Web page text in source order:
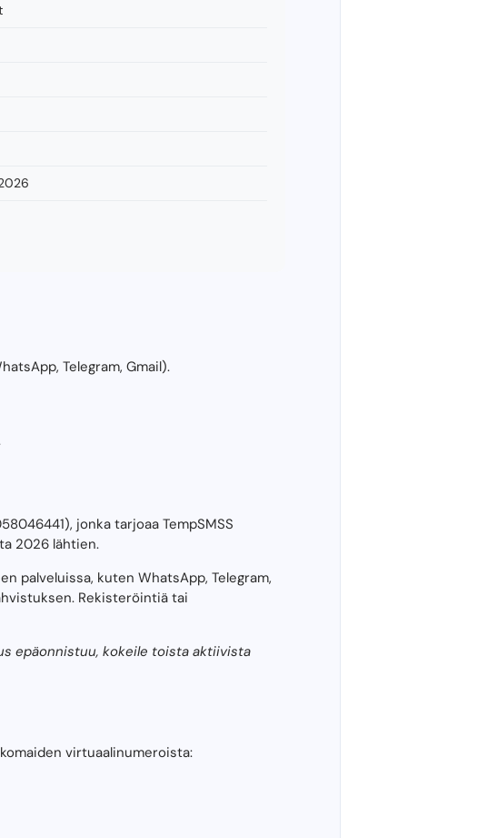
Telegram, Gmail).
jonka tarjoaa TempSMSS
2026 lähtien.
palveluissa, kuten WhatsApp, Telegram,
Rekisteröintiä tai
epäonnistuu, kokeile toista aktiivista
virtuaalinumeroista: